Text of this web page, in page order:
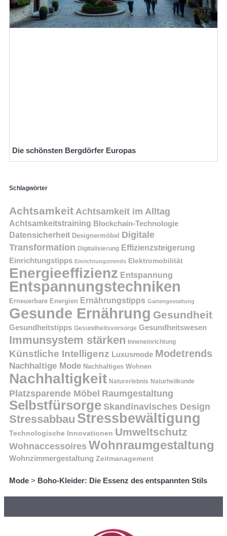
Die schönsten Bergdörfer Europas
Schlagwörter
Achtsamkeit Achtsamkeit im Alltag
Achtsamkeitstraining Blockchain-Technologie
Datensicherheit Designermöbel
Digitale
Transformation Digitalisierung Effizienzsteigerung
Einrichtungstipps Einrichtungstrends Elektromobilität
Energieeffizienz Entspannung
Entspannungstechniken
Erneuerbare Energien Ernährungstipps Gartengestaltung
Gesunde Ernährung Gesundheit
Gesundheitstipps Gesundheitsvorsorge Gesundheitswesen
Immunsystem stärken Inneneinrichtung
Künstliche Intelligenz Luxusmode Modetrends
Nachhaltige Mode Nachhaltiges Wohnen
Nachhaltigkeit Naturerlebnis Naturheilkunde
Platzsparende Möbel Raumgestaltung
Selbstfürsorge Skandinavisches Design
Stressabbau Stressbewältigung
Technologische Innovationen Umweltschutz
Wohnaccessoires Wohnraumgestaltung
Wohnzimmergestaltung Zeitmanagement
Mode > Boho-Kleider: Die Essenz des entspannten Stils